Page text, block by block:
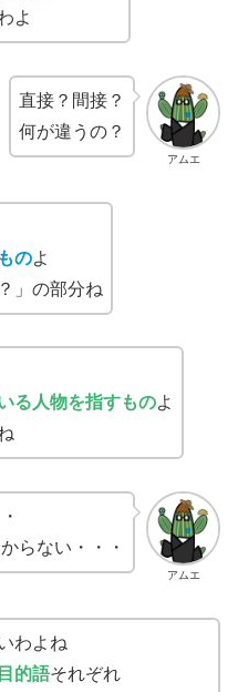
よ
アムエ
直接？間接？
何が違うの？
のよ
」の部分ね
る人物を指すものよ
アムエ
らない・・・
わよね
的語それぞれ